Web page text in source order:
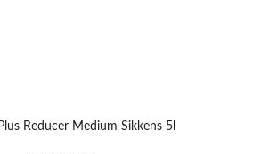
Reducer Medium Sikkens 5l